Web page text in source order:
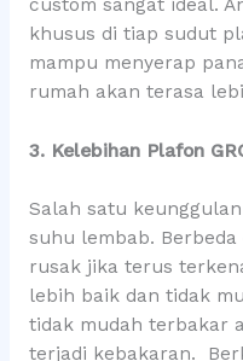
custom sangat ideal.
khusus di tiap sudut
mampu menyerap
rumah akan terasa
3. Kelebihan Plafon
Salah satu
suhu lembab.
rusak jika terus
lebih baik dan tidak
tidak mudah terbakar
terjadi kebakaran.